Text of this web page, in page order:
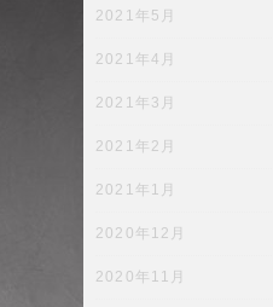
2021年5月
2021年4月
2021年3月
2021年2月
2021年1月
2020年12月
2020年11月